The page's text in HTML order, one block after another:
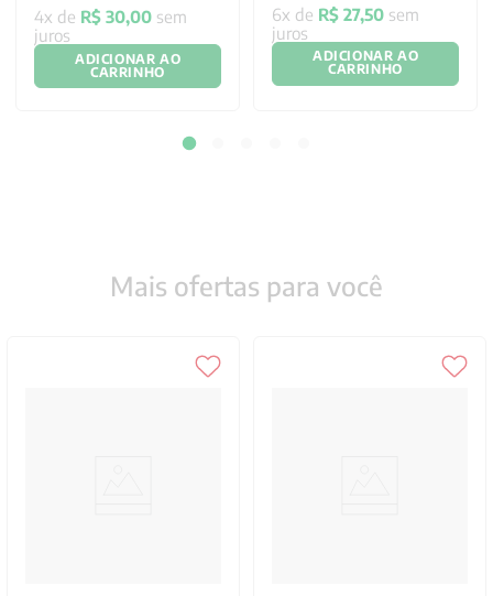
4x de R$ 30,00 sem
juros
ADICIONAR AO
CARRINHO
6x de R$ 27,50 sem
juros
ADICIONAR AO
CARRINHO
Mais ofertas para você